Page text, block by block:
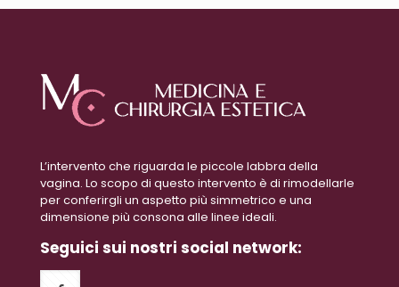
L’intervento che riguarda le piccole labbra della
vagina. Lo scopo di questo intervento è di rimodellarle
per conferirgli un aspetto più simmetrico e una
dimensione più consona alle linee ideali.
Seguici sui nostri social network: